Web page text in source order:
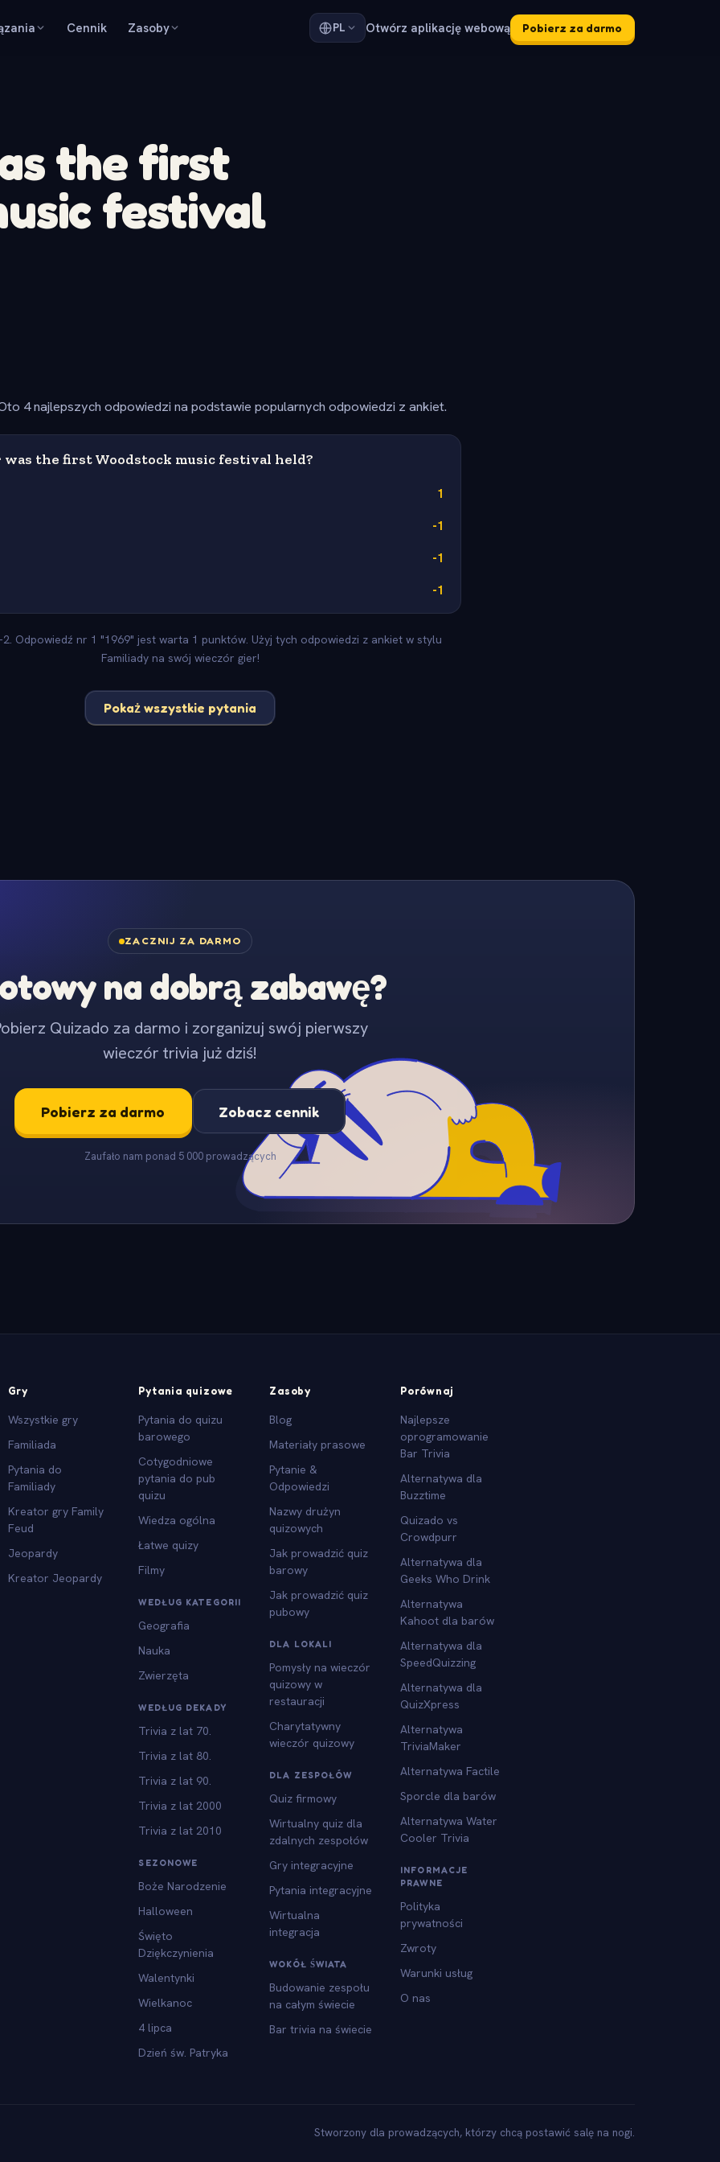
Cennik Zasoby PL Otwórz aplikację webową Pobierz za darmo
the first
festival
4 najlepszych odpowiedzi na podstawie popularnych odpowiedzi z ankiet.
the first Woodstock music festival held?
1
-1
-1
-1
2. Odpowiedź nr 1 "1969" jest warta 1 punktów. Użyj tych odpowiedzi z ankiet w stylu
Familiady na swój wieczór gier!
Pokaż wszystkie pytania
ZACZNIJ ZA DARMO
na dobrą zabawę?
Quizado za darmo i zorganizuj swój pierwszy
wieczór trivia już dziś!
Pobierz za darmo Zobacz cennik
Zaufało nam ponad 5 000 prowadzących
Gry
Wszystkie gry
Familiada
Pytania do
Familiady
Kreator gry Family
Feud
Jeopardy
Kreator Jeopardy
Pytania quizowe
Pytania do quizu
barowego
Cotygodniowe
pytania do pub
quizu
Wiedza ogólna
Łatwe quizy
Filmy
WEDŁUG KATEGORII
Geografia
Nauka
Zwierzęta
WEDŁUG DEKADY
Trivia z lat 70.
Trivia z lat 80.
Trivia z lat 90.
Trivia z lat 2000
Trivia z lat 2010
SEZONOWE
Boże Narodzenie
Halloween
Święto
Dziękczynienia
Walentynki
Wielkanoc
4 lipca
Dzień św. Patryka
Zasoby
Blog
Materiały prasowe
Pytanie &
Odpowiedzi
Nazwy drużyn
quizowych
Jak prowadzić quiz
barowy
Jak prowadzić quiz
pubowy
DLA LOKALI
Pomysły na wieczór
quizowy w
restauracji
Charytatywny
wieczór quizowy
DLA ZESPOŁÓW
Quiz firmowy
Wirtualny quiz dla
zdalnych zespołów
Gry integracyjne
Pytania integracyjne
Wirtualna
integracja
WOKÓŁ ŚWIATA
Budowanie zespołu
na całym świecie
Bar trivia na świecie
Porównaj
Najlepsze
oprogramowanie
Bar Trivia
Alternatywa dla
Buzztime
Quizado vs
Crowdpurr
Alternatywa dla
Geeks Who Drink
Alternatywa
Kahoot dla barów
Alternatywa dla
SpeedQuizzing
Alternatywa dla
QuizXpress
Alternatywa
TriviaMaker
Alternatywa Factile
Sporcle dla barów
Alternatywa Water
Cooler Trivia
INFORMACJE
PRAWNE
Polityka
prywatności
Zwroty
Warunki usług
O nas
Stworzony dla prowadzących, którzy chcą postawić salę na nogi.